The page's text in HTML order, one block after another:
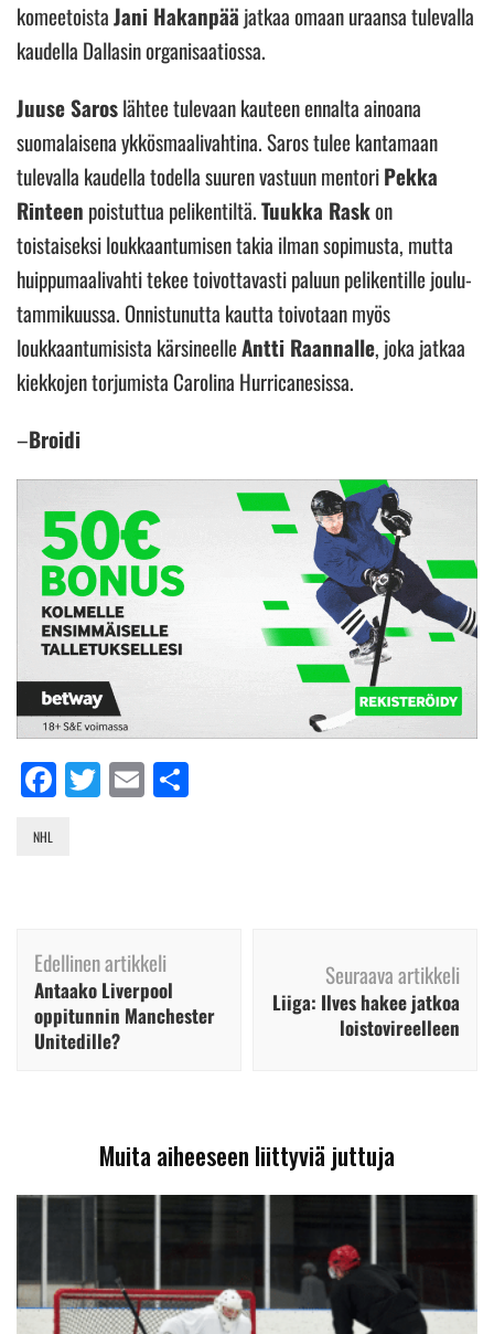
komeetoistaJani Hakanpää jatkaa omaan uraansa tulevalla
kaudella Dallasin organisaatiossa.
Juuse Saroslähtee tulevaan kauteen ennalta ainoana
suomalaisena ykkösmaalivahtina. Saros tulee kantamaan
tulevalla kaudella todella suuren vastuun mentoriPekka
Rinteen poistuttua pelikentiltä.Tuukka Raskon
toistaiseksi loukkaantumisen takia ilman sopimusta, mutta
huippumaalivahti tekee toivottavasti paluun pelikentille joulu-
tammikuussa. Onnistunutta kautta toivotaan myös
loukkaantumisista kärsineelleAntti Raannalle, joka jatkaa
kiekkojen torjumista Carolina Hurricanesissa.
–Broidi
Facebook
Twitter
Email
NHL
Artikkelien
selaus
Edellinen artikkeli
Antaako Liverpool
oppitunnin Manchester
Unitedille?
Seuraava artikkeli
Liiga: Ilves hakee jatkoa
loistovireelleen
Muita aiheeseen liittyviä juttuja